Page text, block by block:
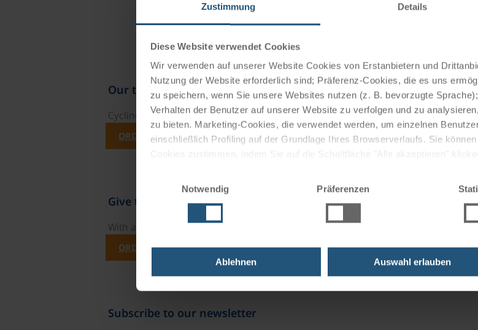
Zustimmung Details
Diese Website verwendet Cookies
Wir verwenden auf unserer Website Cookies von Erstanbietern und
Nutzung der Website erforderlich sind; Präferenz-Cookies, die es uns
zu speichern, wenn Sie unsere Websites nutzen (z. B. bevorzugte
Verhalten der Benutzer auf unserer Website zu verfolgen und zu
zu bieten. Marketing-Cookies, die verwendet werden, um einzelnen
einschließlich Profiling auf der Grundlage Ihres Browserverlaufs. Sie
Impressum Datenschutz
Notwendig
Präferenzen
Ablehnen Auswahl erlauben
Our travel catalogues
Cycling holidays, cruises and cycle cruises
ORDER NOW FREE OF CHARGE
Give the gift of unforgettable moments!
With a travel voucher you always have the perfect gift.
ORDER NOW
Subscribe to our newsletter